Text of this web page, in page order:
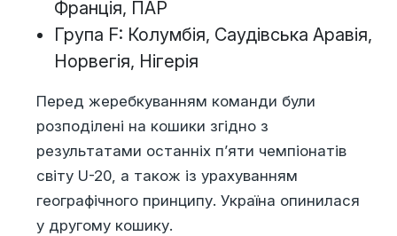
Франція, ПАР
Група F: Колумбія, Саудівська Аравія,
Норвегія, Нігерія
Перед жеребкуванням команди були
розподілені на кошики згідно з
результатами останніх п’яти чемпіонатів
світу U-20, а також із урахуванням
географічного принципу. Україна опинилася
у другому кошику.